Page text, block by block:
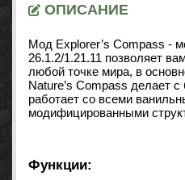
ОПИСАНИЕ
Мод Explorer’s Compass -
26.1.2/1.21.11 позволяет
любой точке мира, в
Nature’s Compass делает
работает со всеми
модифицированными
Функции: